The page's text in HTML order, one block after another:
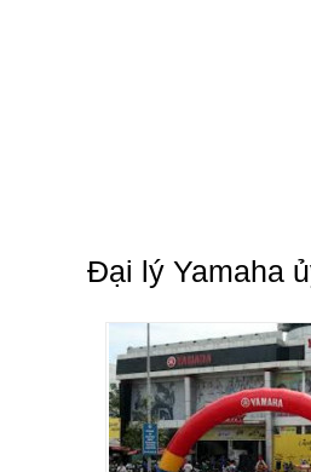
Đại lý Yamaha